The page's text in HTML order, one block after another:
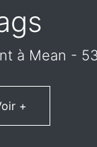
à Mean -
+